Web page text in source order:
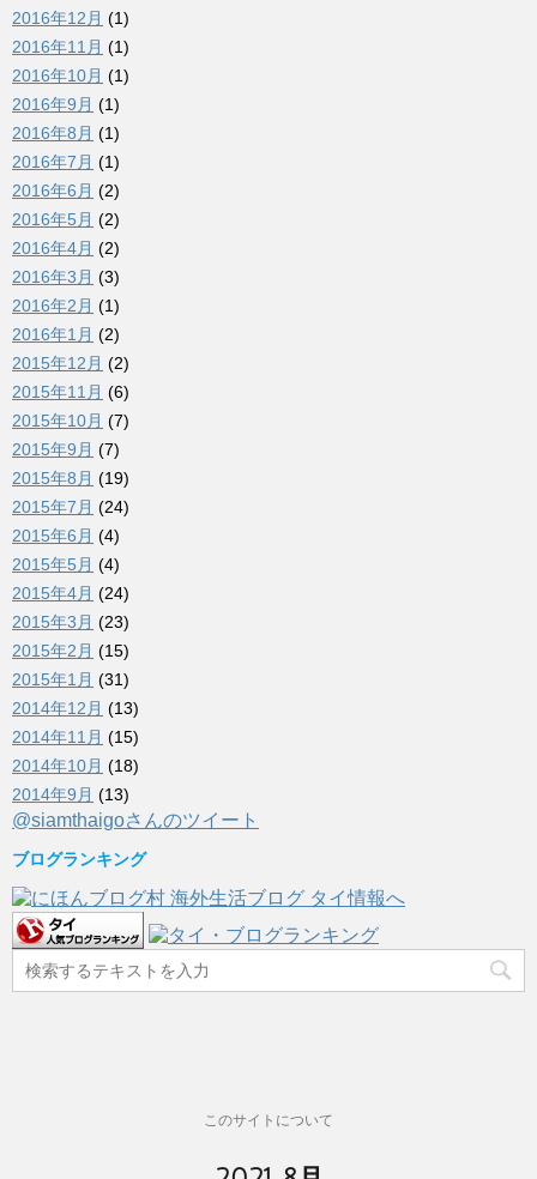
2016年12月 (1)
2016年11月 (1)
2016年10月 (1)
2016年9月 (1)
2016年8月 (1)
2016年7月 (1)
2016年6月 (2)
2016年5月 (2)
2016年4月 (2)
2016年3月 (3)
2016年2月 (1)
2016年1月 (2)
2015年12月 (2)
2015年11月 (6)
2015年10月 (7)
2015年9月 (7)
2015年8月 (19)
2015年7月 (24)
2015年6月 (4)
2015年5月 (4)
2015年4月 (24)
2015年3月 (23)
2015年2月 (15)
2015年1月 (31)
2014年12月 (13)
2014年11月 (15)
2014年10月 (18)
2014年9月 (13)
@siamthaigoさんのツイート
ブログランキング
このサイトについて